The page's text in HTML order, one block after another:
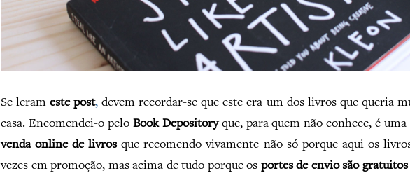
Se lerameste post, devem recordar-se que este era um dos livros que queria
casa. Encomendei-o pelo Book Depositoryque, para quem não conhece, é uma
venda online de livrosque recomendo vivamente não só porque aqui os
vezes em promoção, mas acima de tudo porque os portes de envio são gratuitos